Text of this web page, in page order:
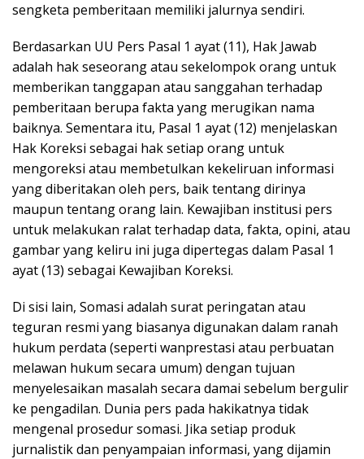
sengketa pemberitaan memiliki jalurnya sendiri.
Berdasarkan UU Pers Pasal 1 ayat (11), Hak Jawab
adalah hak seseorang atau sekelompok orang untuk
memberikan tanggapan atau sanggahan terhadap
pemberitaan berupa fakta yang merugikan nama
baiknya. Sementara itu, Pasal 1 ayat (12) menjelaskan
Hak Koreksi sebagai hak setiap orang untuk
mengoreksi atau membetulkan kekeliruan informasi
yang diberitakan oleh pers, baik tentang dirinya
maupun tentang orang lain. Kewajiban institusi pers
untuk melakukan ralat terhadap data, fakta, opini, atau
gambar yang keliru ini juga dipertegas dalam Pasal 1
ayat (13) sebagai Kewajiban Koreksi.
Di sisi lain, Somasi adalah surat peringatan atau
teguran resmi yang biasanya digunakan dalam ranah
hukum perdata (seperti wanprestasi atau perbuatan
melawan hukum secara umum) dengan tujuan
menyelesaikan masalah secara damai sebelum bergulir
ke pengadilan. Dunia pers pada hakikatnya tidak
mengenal prosedur somasi. Jika setiap produk
jurnalistik dan penyampaian informasi, yang dijamin